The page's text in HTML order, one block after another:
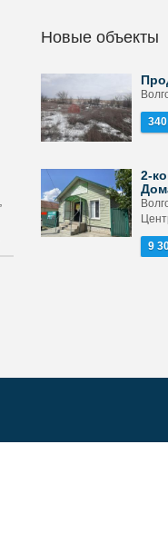
Новые объекты
2-
9